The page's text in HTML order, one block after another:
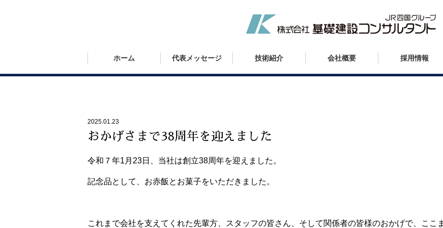
ホーム 代表メッセージ 技術紹介 会社概要 採用情報
2025.01.23
おかげさまで38周年を迎えました
令和７年1月23日、当社は創立38周年を迎えました。
記念品として、お赤飯とお菓子をいただきました。
これまで会社を支えてくれた先輩方、スタッフの皆さん、そして関係者の皆様のおかげで、ここ